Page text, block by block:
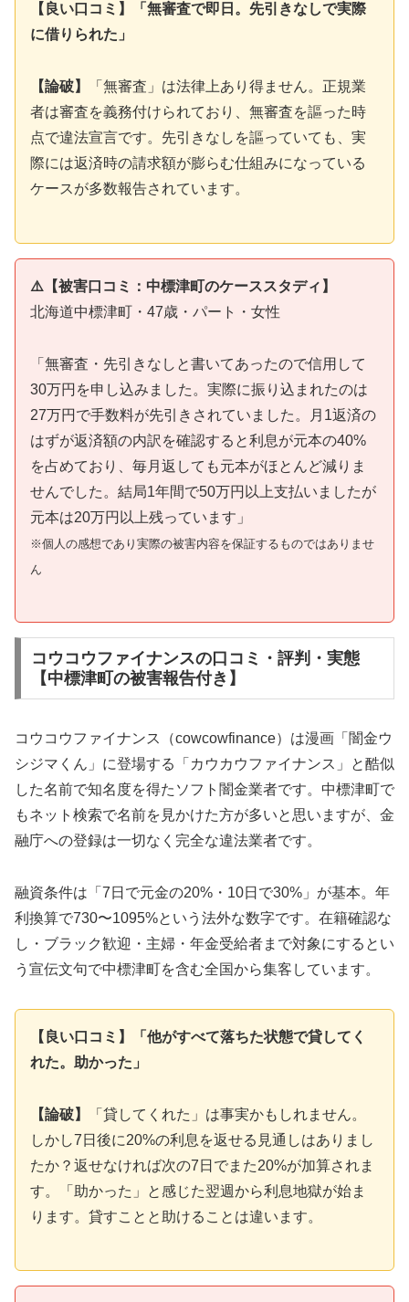
【良い口コミ】「無審査で即日。先引きなしで実際
に借りられた」
【論破】
「無審査」は法律上あり得ません。正規業
者は審査を義務付けられており、無審査を謳った時
点で違法宣言です。先引きなしを謳っていても、実
際には返済時の請求額が膨らむ仕組みになっている
ケースが多数報告されています。
⚠️【被害口コミ：中標津町のケーススタディ】
北海道中標津町・47歳・パート・女性
「無審査・先引きなしと書いてあったので信用して
30万円を申し込みました。実際に振り込まれたのは
27万円で手数料が先引きされていました。月1返済の
はずが返済額の内訳を確認すると利息が元本の40%
を占めており、毎月返しても元本がほとんど減りま
せんでした。結局1年間で50万円以上支払いましたが
元本は20万円以上残っています」
※個人の感想であり実際の被害内容を保証するものではありませ
ん
コウコウファイナンスの口コミ・評判・実態
【中標津町の被害報告付き】
コウコウファイナンス（cowcowfinance）は漫画「闇金ウ
シジマくん」に登場する「カウカウファイナンス」と酷似
した名前で知名度を得たソフト闇金業者です。中標津町で
もネット検索で名前を見かけた方が多いと思いますが、金
融庁への登録は一切なく完全な違法業者です。
融資条件は「7日で元金の20%・10日で30%」が基本。年
利換算で730〜1095%という法外な数字です。在籍確認な
し・ブラック歓迎・主婦・年金受給者まで対象にするとい
う宣伝文句で中標津町を含む全国から集客しています。
【良い口コミ】「他がすべて落ちた状態で貸してく
れた。助かった」
【論破】
「貸してくれた」は事実かもしれません。
しかし7日後に20%の利息を返せる見通しはありまし
たか？返せなければ次の7日でまた20%が加算されま
す。「助かった」と感じた翌週から利息地獄が始ま
ります。貸すことと助けることは違います。